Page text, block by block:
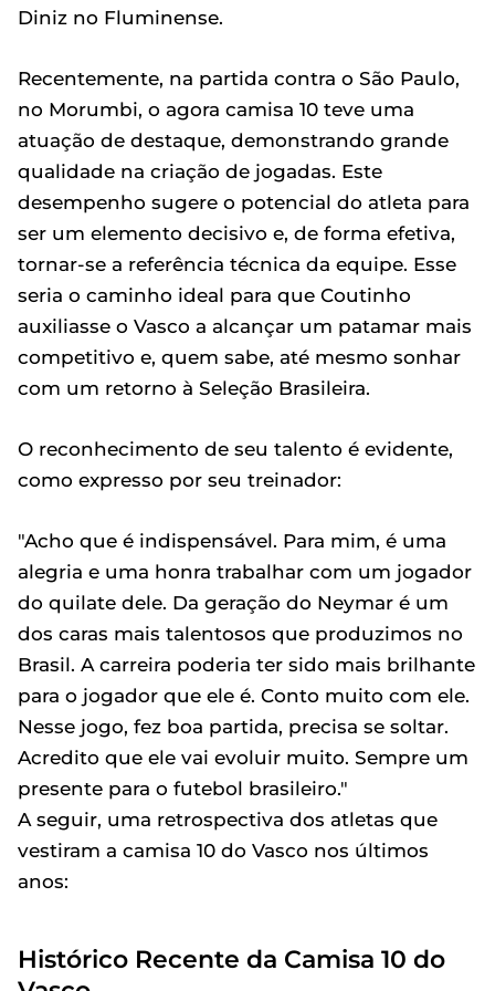
Diniz no Fluminense.
Recentemente, na partida contra o São Paulo,
no Morumbi, o agora camisa 10 teve uma
atuação de destaque, demonstrando grande
qualidade na criação de jogadas. Este
desempenho sugere o potencial do atleta para
ser um elemento decisivo e, de forma efetiva,
tornar-se a referência técnica da equipe. Esse
seria o caminho ideal para que Coutinho
auxiliasse o Vasco a alcançar um patamar mais
competitivo e, quem sabe, até mesmo sonhar
com um retorno à Seleção Brasileira.
O reconhecimento de seu talento é evidente,
como expresso por seu treinador:
"Acho que é indispensável. Para mim, é uma
alegria e uma honra trabalhar com um jogador
do quilate dele. Da geração do Neymar é um
dos caras mais talentosos que produzimos no
Brasil. A carreira poderia ter sido mais brilhante
para o jogador que ele é. Conto muito com ele.
Nesse jogo, fez boa partida, precisa se soltar.
Acredito que ele vai evoluir muito. Sempre um
presente para o futebol brasileiro."
A seguir, uma retrospectiva dos atletas que
vestiram a camisa 10 do Vasco nos últimos
anos:
Histórico Recente da Camisa 10 do